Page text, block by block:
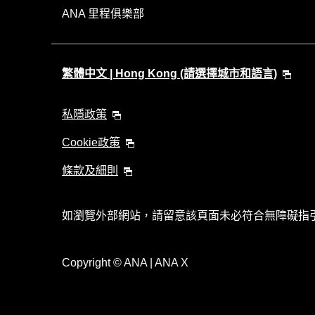
ANA 里程俱樂部
繁體中文 | Hong Kong (請選擇城市和語言)
私隱政策
Cookie政策
條款及細則
如瀏覽外部網站，請留意該頁面未必符合無障礙指
Copyright© ANA | ANA X